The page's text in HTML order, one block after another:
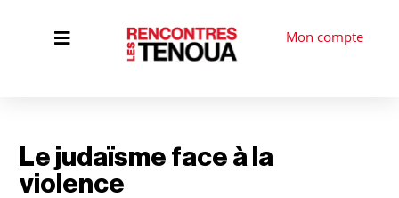
 Mon compte
Le judaïsme face à la
violence